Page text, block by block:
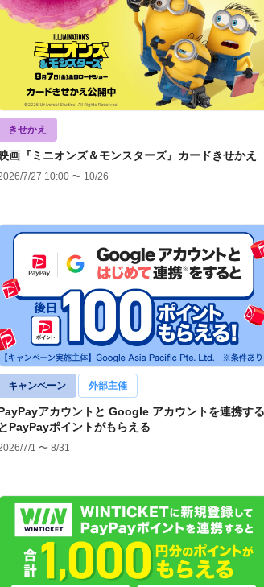
きせかえ
画『ミニオンズ＆モンスターズ』カードきせかえ
7/27 10:00 〜 10/26
キャンペーン 外部主催
アカウントと Google アカウントを連携する
とPayPayポイントがもらえる
7/1 〜 8/31